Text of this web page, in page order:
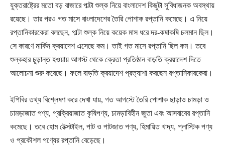
যুক্তরাষ্ট্রের মতো বড় বাজারে পাল্টা শুল্ক নিয়ে বাংলাদেশ কিছুটা সুবিধাজনক অবস্থায়
রয়েছে। তার পরও গত মাসে বাংলাদেশের তৈরি পোশাক রপ্তানি কমেছে। এ নিয়ে
রপ্তানিকারকেরা বলছেন, পাল্টা শুল্ক নিয়ে কয়েক মাস ধরে দর-কষাকষি চলমান ছিল।
সে কারণে মার্কিন ক্রয়াদেশ এসেছে কম। তাই গত মাসে রপ্তানি ছিল কম। তবে
শুল্কহার চূড়ান্ত হওয়ায় আগস্ট থেকে ক্রেতা প্রতিষ্ঠান বাড়তি ক্রয়াদেশ দিতে
আলোচনা শুরু করেছে। ফলে বাড়তি ক্রয়াদেশ প্রত্যাশা করছেন রপ্তানিকারকেরা।
ইপিবির তথ্য বিশ্লেষণ করে দেখা যায়, গত আগস্টে তৈরি পোশাক ছাড়াও চামড়া ও
চামড়াজাত পণ্য, প্রক্রিয়াজাত কৃষিপণ্য, চামড়াবিহীন জুতা এবং আসবাবের রপ্তানি
কমেছে। তবে হোম টেক্সটাইল, পাট ও পাটজাত পণ্য, হিমায়িত খাদ্য, প্লাস্টিক পণ্য
ও প্রকৌশল পণ্যের রপ্তানি বেড়েছে।